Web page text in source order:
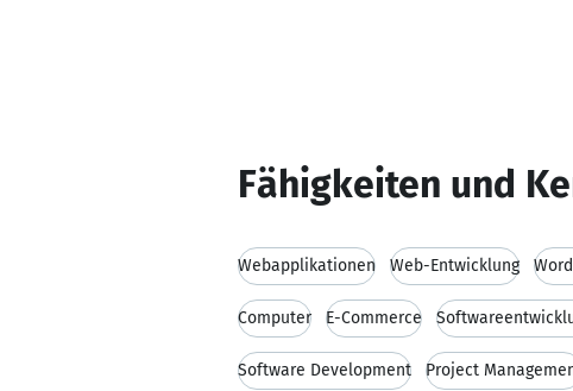
Fähigkeiten und
Webapplikationen Web-Entwicklung
Computer E-Commerce
Software Development Project